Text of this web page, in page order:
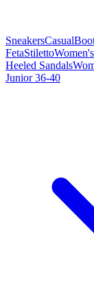
SneakersCasual
FetaStiletto
Heeled Sandals
Junior 36-40